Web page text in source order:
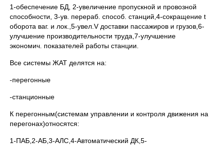
1-обеспечение БД, 2-увеличение пропускной и провозной
способности, 3-ув. перераб. способ. станций,4-сокращение t
оборота ваг. и лок.,5-увел.V доставки пассажиров и грузов,6-
улучшение производительности труда,7-улучшение
экономич. показателей работы станции.
Все системы ЖАТ делятся на:
-перегонные
-станционные
К перегонным(системам управлении и контроля движения на
перегонах)относятся:
1-ПАБ,2-АБ,3-АЛС,4-Автоматический ДК,5-